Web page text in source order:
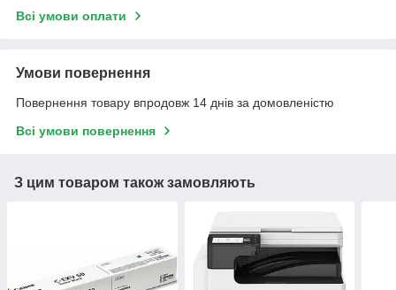
Всі умови оплати
Умови повернення
Повернення товару впродовж 14 днів за домовленістю
Всі умови повернення
З цим товаром також замовляють